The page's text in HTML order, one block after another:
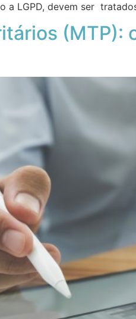
a LGPD, devem ser